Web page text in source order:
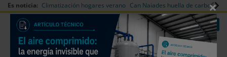
Es noticia: Climatización hogares verano Can Naiades huella de carbono
Redes Sociales Es noticia Login empresas Registro
×